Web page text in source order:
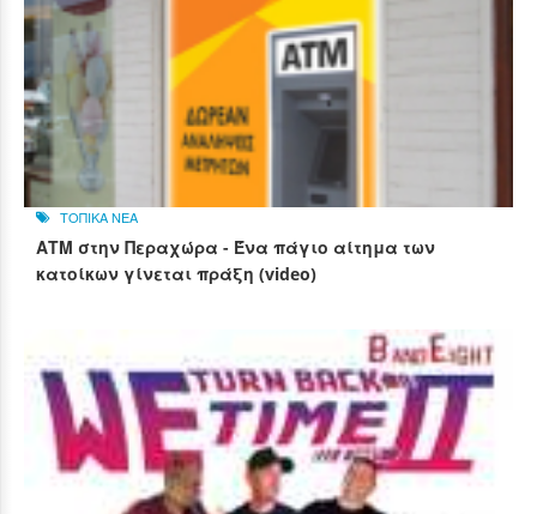
ΤΟΠΙΚΑ ΝΕΑ
ΑΤΜ στην Περαχώρα - Ένα πάγιο αίτημα των
κατοίκων γίνεται πράξη (video)